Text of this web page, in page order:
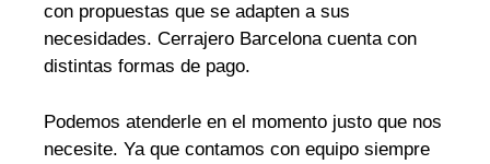
con propuestas que se adapten a sus
necesidades. Cerrajero Barcelona cuenta con
distintas formas de pago.
Podemos atenderle en el momento justo que nos
necesite. Ya que contamos con equipo siempre